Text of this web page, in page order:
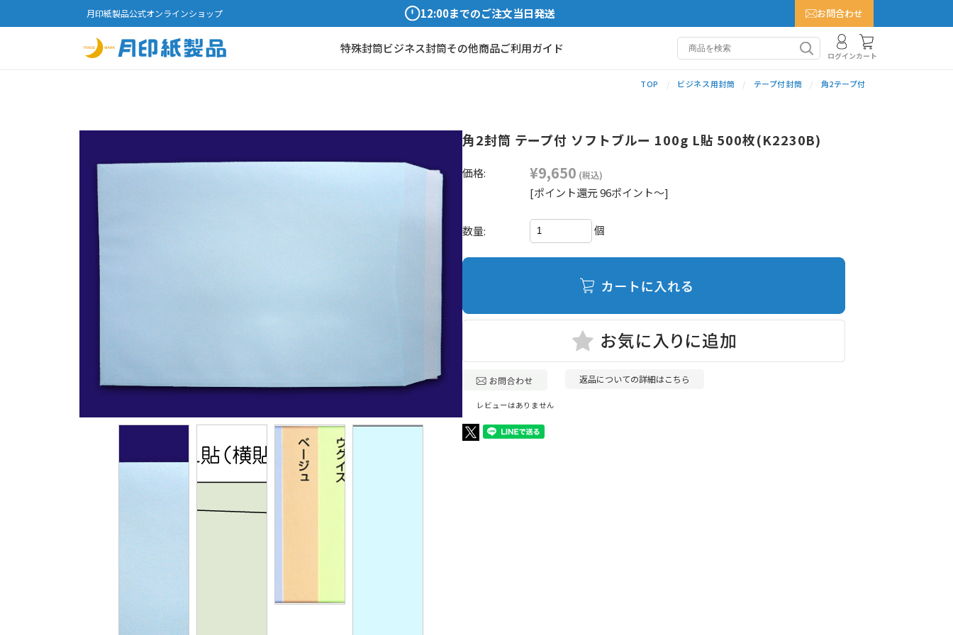
月印紙製品公式オンラインショップ 12:00までのご注文当日発送 お問合わせ
特殊封筒ビジネス封筒その他商品ご利用ガイド
ログインカート
TOP ビジネス用封筒 テープ付封筒 角2テープ付
角2封筒 テープ付 ソフトブルー 100g L貼 500枚(K2230B)
価格: ¥9,650 (税込)
[ポイント還元 96ポイント～]
数量: 個
返品についての詳細はこちら
レビューはありません